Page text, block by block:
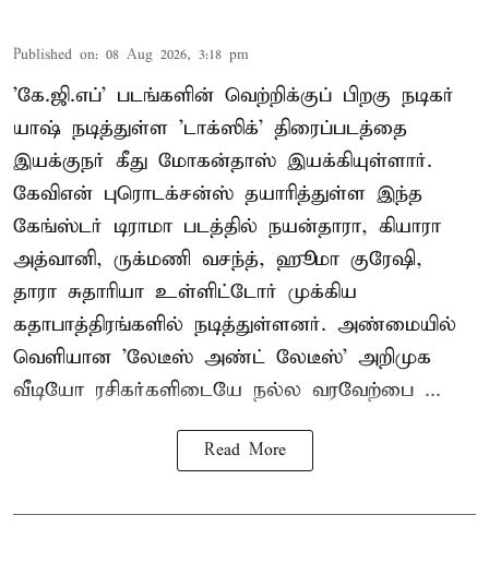
Published on: 08 Aug 2026, 3:18 pm
'கே.ஜி.எப்' படங்களின் வெற்றிக்குப் பிறகு நடிகர்
யாஷ் நடித்துள்ள 'டாக்ஸிக்' திரைப்படத்தை
இயக்குநர் கீது மோகன்தாஸ் இயக்கியுள்ளார்.
கேவிஎன் புரொடக்சன்ஸ் தயாரித்துள்ள இந்த
கேங்ஸ்டர் டிராமா படத்தில் நயன்தாரா, கியாரா
அத்வானி, ருக்மணி வசந்த், ஹூமா குரேஷி,
தாரா சுதாரியா உள்ளிட்டோர் முக்கிய
கதாபாத்திரங்களில் நடித்துள்ளனர். அண்மையில்
வெளியான 'லேடீஸ் அண்ட் லேடீஸ்' அறிமுக
வீடியோ ரசிகர்களிடையே நல்ல வரவேற்பை ...
Read More